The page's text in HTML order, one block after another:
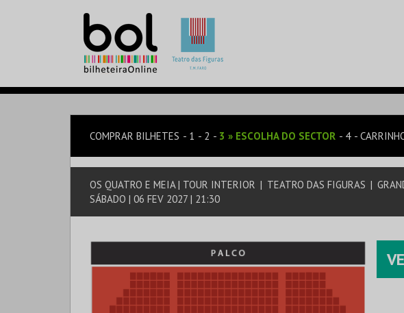
COMPRAR BILHETES 1 2 3 » ESCOLHA DO SECTOR 4
OS QUATRO E MEIA | TOUR INTERIOR | TEATRO DAS FIGURAS |
SÁBADO | 06 FEV 2027 | 21:30